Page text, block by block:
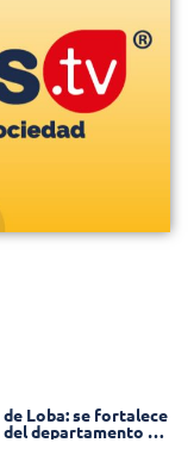
Loba: se fortalece
departamento de